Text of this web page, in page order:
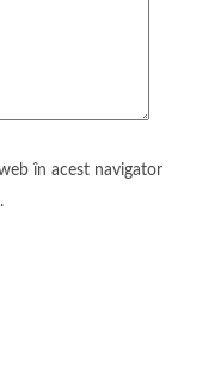
în acest navigator